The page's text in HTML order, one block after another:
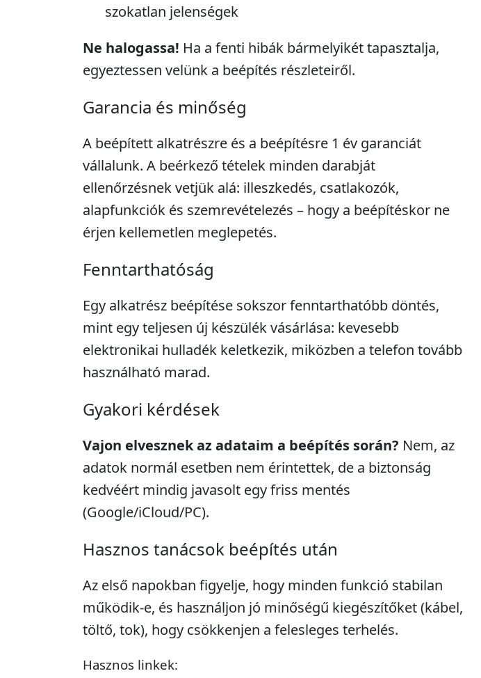
szokatlan jelenségek
Ne halogassa! Ha a fenti hibák bármelyikét tapasztalja,
egyeztessen velünk a beépítés részleteiről.
Garancia és minőség
A beépített alkatrészre és a beépítésre 1 év garanciát
vállalunk. A beérkező tételek minden darabját
ellenőrzésnek vetjük alá: illeszkedés, csatlakozók,
alapfunkciók és szemrevételezés – hogy a beépítéskor ne
érjen kellemetlen meglepetés.
Fenntarthatóság
Egy alkatrész beépítése sokszor fenntarthatóbb döntés,
mint egy teljesen új készülék vásárlása: kevesebb
elektronikai hulladék keletkezik, miközben a telefon tovább
használható marad.
Gyakori kérdések
Vajon elvesznek az adataim a beépítés során? Nem, az
adatok normál esetben nem érintettek, de a biztonság
kedvéért mindig javasolt egy friss mentés
(Google/iCloud/PC).
Hasznos tanácsok beépítés után
Az első napokban figyelje, hogy minden funkció stabilan
működik-e, és használjon jó minőségű kiegészítőket (kábel,
töltő, tok), hogy csökkenjen a felesleges terhelés.
Hasznos linkek: